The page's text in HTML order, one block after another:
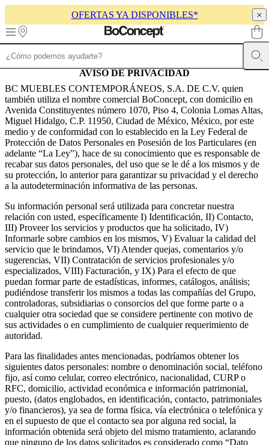
OFERTAS YA DISPONIBLES*
Skip to main content
MesasAlmacenamientoCamas Lámparas
de
sofásColecciones
de
mesasColecciones
de
sillasButacas
ColeccionesBeds
collectionsColecciones
de
almacenamientoColecciones
de
accesoriosColección
de
tejidos
y
pielesOutlet
de
mueblesEspaciosSalasComedores DormitoriosEspacios
al
aire
libreEspacios
pequeños Oficinas
en
casaBoConcept
Helena
ChristensenInspiraciónAtención
al
clienteContacto EntregaCuidado
del
productoInstrucciones
de
montajeGarantíaLegalServicio
de
AVISO DE PRIVACIDAD
BC MUEBLES CONTEMPORÁNEOS, S.A. DE C.V. quien
también utiliza el nombre comercial BoConcept, con domicilio en
Avenida Constituyentes número 1070, Piso 4, Colonia Lomas Altas,
Miguel Hidalgo, C.P. 11950, Ciudad de México, México, por este
medio y de conformidad con lo establecido en la Ley Federal de
Protección de Datos Personales en Posesión de los Particulares (en
adelante “La Ley”), hace de su conocimiento que es responsable de
recabar sus datos personales, del uso que se le dé a los mismos y de
su protección, lo anterior para garantizar su privacidad y el derecho
a la autodeterminación informativa de las personas.
Su información personal será utilizada para concretar nuestra
relación con usted, específicamente I) Identificación, II) Contacto,
III) Proveer los servicios y productos que ha solicitado, IV)
Informarle sobre cambios en los mismos, V) Evaluar la calidad del
servicio que le brindamos, VI) Atender quejas, comentarios y/o
sugerencias, VII) Contratación de servicios profesionales y/o
especializados, VIII) Facturación, y IX) Para el efecto de que
puedan formar parte de estadísticas, informes, catálogos, análisis;
pudiéndose transferir los mismos a todas las compañías del Grupo,
controladoras, subsidiarias o consorcios del que forme parte o a
cualquier otra sociedad que se considere pertinente con motivo de
sus actividades o en cumplimiento de cualquier requerimiento de
autoridad.
Para las finalidades antes mencionadas, podríamos obtener los
siguientes datos personales: nombre o denominación social, teléfono
fijo, así como celular, correo electrónico, nacionalidad, CURP o
RFC, domicilio, actividad económica e información patrimonial,
puesto, (datos englobados, en identificación, contacto, patrimoniales
y/o financieros), ya sea de forma física, vía electrónica o telefónica y
en el supuesto de que el contacto sea por alguna red social, la
información obtenida será objeto del mismo tratamiento, aclarando
que ninguno de los datos solicitados es considerado como “Dato